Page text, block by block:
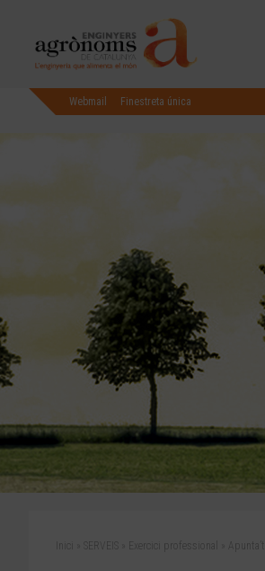
Webmail Finestreta única
Inici SERVEIS Exercici professional